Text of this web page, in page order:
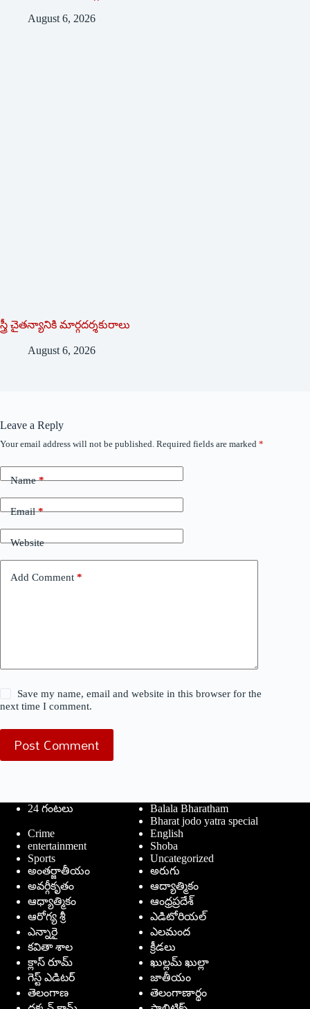
August 6, 2026
స్త్రీ చైతన్యానికి మార్గదర్శకురాలు
August 6, 2026
Leave a Reply
Your email address will not be published. Required fields are marked *
Name*
Email*
Website
Add Comment *
Save my name, email and website in this browser for the
next time I comment.
Post Comment
24 గంటలు
Balala Bharatham
Bharat jodo yatra special
Crime
English
entertainment
Shoba
Sports
Uncategorized
అంతర్జాతీయం
అరుగు
అవర్గీకృతం
ఆద్యాత్మికం
ఆధ్యాత్మికం
ఆంధ్రప్రదేశ్
ఆరోగ్య శ్రీ
ఎడిటోరియల్
ఎన్నారై
ఎలమంద
కవితా శాల
క్రీడలు
క్లాస్ రూమ్
ఖుల్లమ్ ఖుల్లా
గెస్ట్ ఎడిటర్
జాతీయం
తెలంగాణ
తెలంగాణార్థం